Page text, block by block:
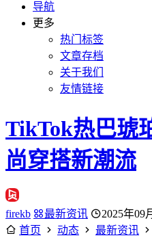
导航
更多
热门标签
文章存档
关于我们
友情链接
TikTok热巴琥
尚穿搭新潮流
firekb 最新资讯 2025年09
首页
动态 最新资讯